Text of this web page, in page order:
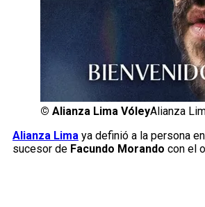
© Alianza Lima VóleyAlianza
Alianza Lima ya definió a la persona
sucesor de Facundo Morando con el